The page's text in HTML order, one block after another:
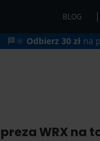
BLOG
🏁🔆 Odbierz 30 zł na
WRX na